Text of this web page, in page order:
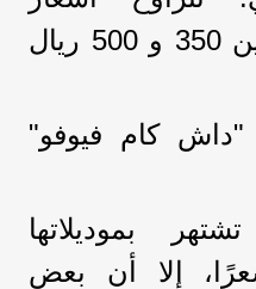
موديلاتهم المنافسة بين 350 و 500 ريال
"داش كام فيوفو"
بموديلاتها
إلا أن بعض